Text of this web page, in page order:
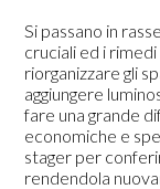
Si passano in
cruciali ed i
riorganizzare gli
aggiungere
fare una grande
economiche e
stager per
rendendola